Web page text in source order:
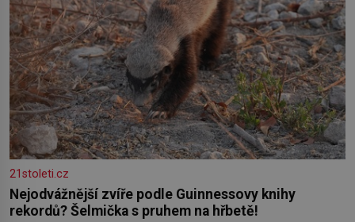
21stoleti.cz
Nejodvážnější zvíře podle Guinnessovy knihy
rekordů? Šelmička s pruhem na hřbetě!